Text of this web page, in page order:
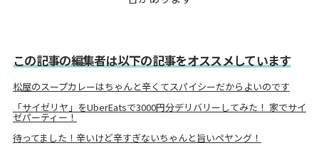
この記事の編集者は以下の記事をオススメしています
松屋のスープカレーはちゃんと辛くてスパイシーだからよいのです
「サイゼリヤ」をUberEatsで3000円分デリバリーしてみた！ 家でサイ
ゼパーティー！
待ってました！辛いけど辛すぎないちゃんと旨いペヤング！